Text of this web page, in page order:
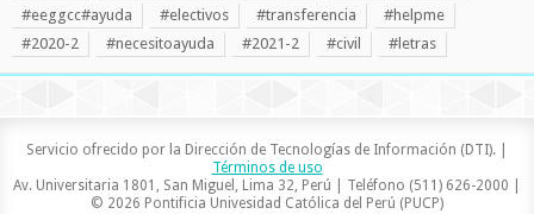
#eeggcc#ayuda
#electivos #transferencia
#helpme
#2020-2
#necesitoayuda #2021-2 #civil #letras
Servicio ofrecido por la Dirección de Tecnologías de Información (DTI). |
Términos de uso
Av. Universitaria 1801, San Miguel, Lima 32, Perú | Teléfono (511) 626-2000 |
© 2026 Pontificia Univesidad Católica del Perú (PUCP)